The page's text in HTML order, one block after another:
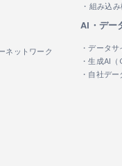
・組み込
ネットワーク
AI・デー
・データ
・生成AI
・自社デ